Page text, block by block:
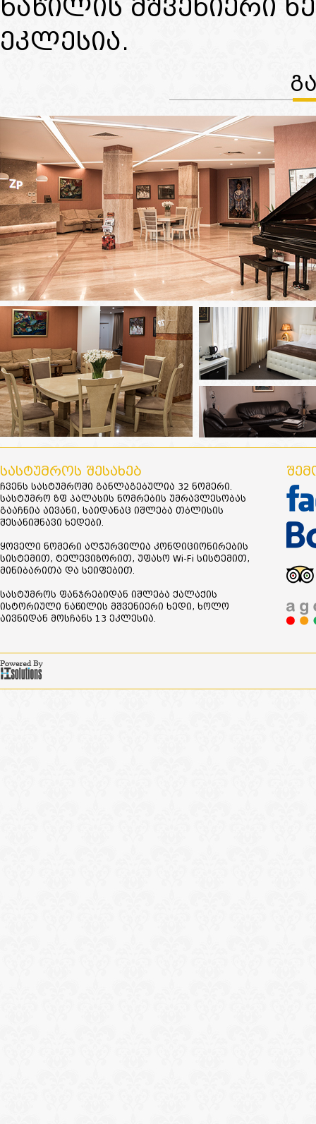
ნაწილის მშვენიერი
ეკლესია.
ᲡᲐᲡᲢᲣᲛᲠᲝᲡ ᲨᲔᲡᲐᲮᲔᲑ
ჩვენს სასტუმროში განლაგებულია 32 ნომერი.
სასტუმრო ზფ პალასის ნომრების უმრავლესობას
გააჩნია აივანი, საიდანაც იშლება თბლისის
შესანიშნავი ხედები.
ყოველი ნომერი აღჭურვილია კონდიციონირების
სისტემით, ტელევიზორით, უფასო Wi-Fi სისტემით,
მინიბარითა და სეიფებით.
სასტუმროს ფანჯრებიდან იშლება ქალაქის
ისტორიული ნაწილის მშვენიერი ხედი, ხოლო
აივნიდან მოსჩანს 13 ეკლესია.